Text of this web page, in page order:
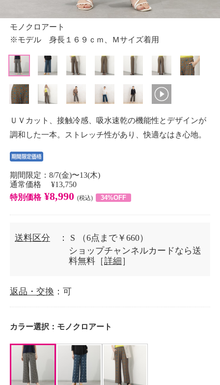
モノクロアート
※モデル 身長１６９ｃｍ、Ｍサイズ着用
ＵＶカット、接触冷感、吸水速乾の機能性とデザインが
調和した一本。ストレッチ性があり、快適なはき心地。
期間限定：8/7(金)〜13(木)
通常価格 ¥13,750
特別価格 ¥8,990 (税込) 34%OFF
送料区分 ： S
（6点まで￥660）
ショップチャンネルカードなら送
料無料［詳細 ］
返品・交換 ：可
カラー選択： モノクロアート